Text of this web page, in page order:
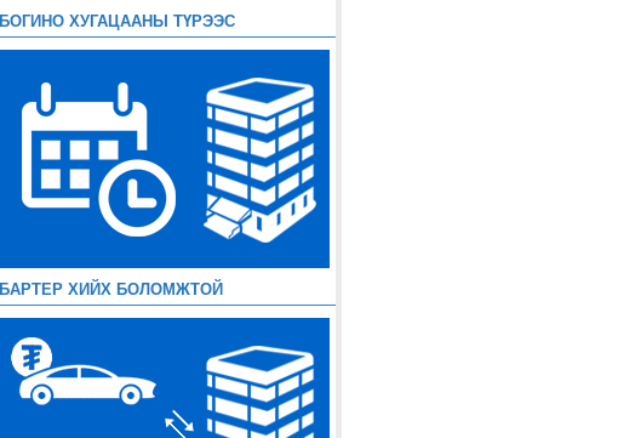
БОГИНО ХУГАЦААНЫ ТҮРЭЭС
БАРТЕР ХИЙХ БОЛОМЖТОЙ